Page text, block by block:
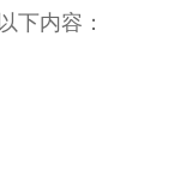
下内容：